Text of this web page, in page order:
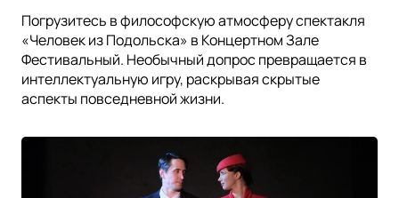
Погрузитесь в философскую атмосферу спектакля
«Человек из Подольска» в Концертном Зале
Фестивальный. Необычный допрос превращается в
интеллектуальную игру, раскрывая скрытые
аспекты повседневной жизни.